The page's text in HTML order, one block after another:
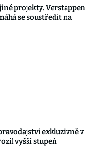
projekty. Verstappen
se soustředit na
exkluzivně v
vyšší stupeň